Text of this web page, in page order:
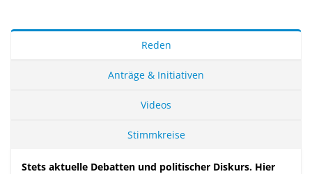
Reden
Anträge & Initiativen
Videos
Stimmkreise
Stets aktuelle Debatten und politischer Diskurs. Hier